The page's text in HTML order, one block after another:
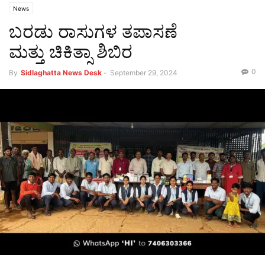
News
ಬರಡು ರಾಸುಗಳ ತಪಾಸಣೆ
ಮತ್ತು ಚಿಕಿತ್ಸಾ ಶಿಬಿರ
By Sidlaghatta News Desk - September 29, 2024 0